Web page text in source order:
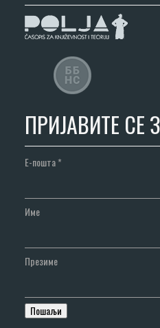
ПРИЈАВИТЕ СЕ
Е-пошта*
Име
Презиме